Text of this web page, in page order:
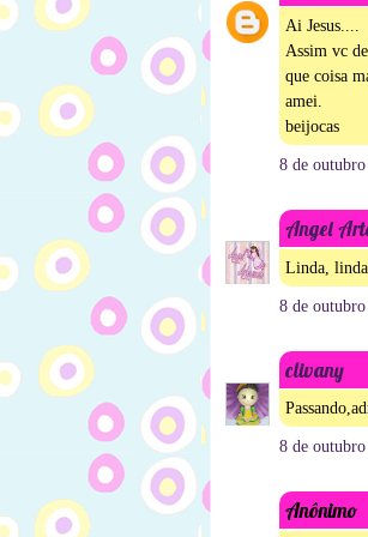
Ai Jesus....
Assim vc
que coisa
amei.
beijocas
8 de
Angel
Linda,
8 de
clivany
8 de
Anônimo